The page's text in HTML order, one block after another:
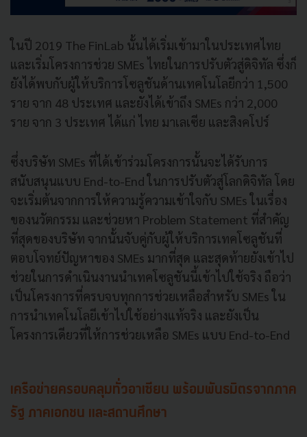
ในปี 2019 The FinLab นั้นได้เริ่มเข้ามาในประเทศไทย
และเริ่มโครงการช่วย SMEs ไทยในการปรับตัวสู่ดิจิทัล ซึ่งก็
ยังได้พบกับผู้ให้บริการโซลูชันด้านเทคโนโลยีกว่า 1,500
ราย จาก 48 ประเทศ และยังได้เข้าถึง SMEs กว่า 2,000
ราย จาก 3 ประเทศ ได้แก่ ไทย มาเลเซีย และสิงคโปร์
ซึ่งบริษัท SMEs ที่ได้เข้าร่วมโครงการนั้นจะได้รับการ
สนับสนุนแบบ End-to-End ในการปรับตัวสู่โลกดิจิทัล โดย
จะเริ่มต้นจากการให้ความรู้ความเข้าใจกับ SMEs ในเรื่อง
ของนวัตกรรม และช่วยหา Problem Statement ที่สำคัญ
ที่สุดของบริษัท จากนั้นจับคู่กับผู้ให้บริการเทคโซลูชันที่
ตอบโจทย์ปัญหาของ SMEs มากที่สุด และสุดท้ายยังเข้าไป
ช่วยในการดำเนินงานนำเทคโซลูชันนี้เข้าไปใช้จริง ถือว่า
เป็นโครงการที่ครบจบทุกการช่วยเหลือสำหรับ SMEs ใน
การนำเทคโนโลยีเข้าไปใช้อย่างแท้จริง และยังเป็น
โครงการเดียวที่ให้การช่วยเหลือ SMEs แบบ End-to-End
เครือข่ายครอบคลุมทั่วอาเซียน พร้อมพันธมิตรจากภาค
รัฐ ภาคเอกชน และสถานศึกษา